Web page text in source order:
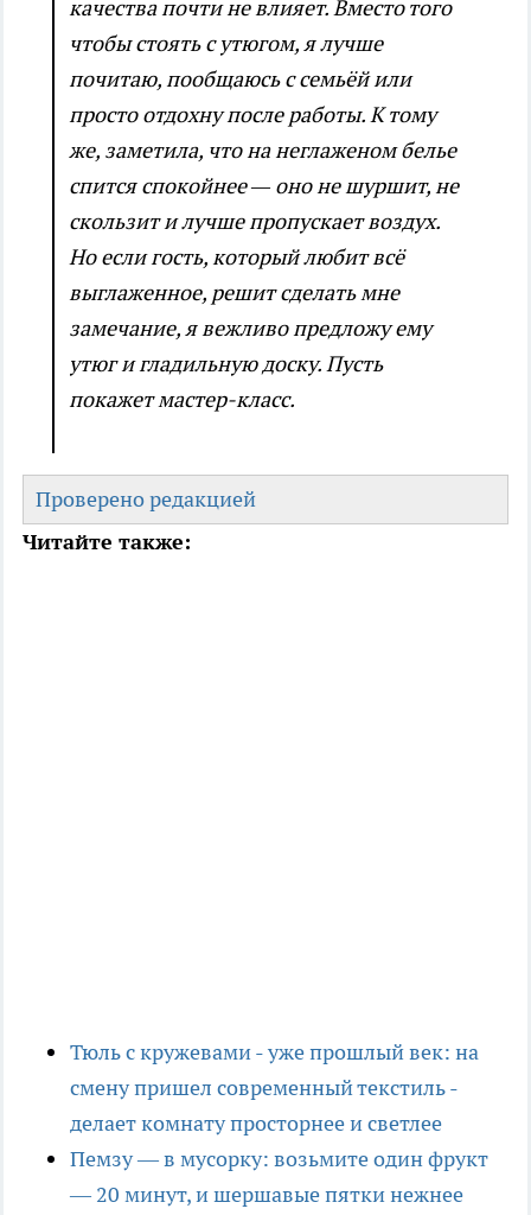
качества почти не влияет. Вместо того
чтобы стоять с утюгом, я лучше
почитаю, пообщаюсь с семьёй или
просто отдохну после работы. К тому
же, заметила, что на неглаженом белье
спится спокойнее — оно не шуршит, не
скользит и лучше пропускает воздух.
Но если гость, который любит всё
выглаженное, решит сделать мне
замечание, я вежливо предложу ему
утюг и гладильную доску. Пусть
покажет мастер-класс.
Проверено редакцией
Читайте также:
Тюль с кружевами - уже прошлый век: на
смену пришел современный текстиль -
делает комнату просторнее и светлее
Пемзу — в мусорку: возьмите один фрукт
— 20 минут, и шершавые пятки нежнее